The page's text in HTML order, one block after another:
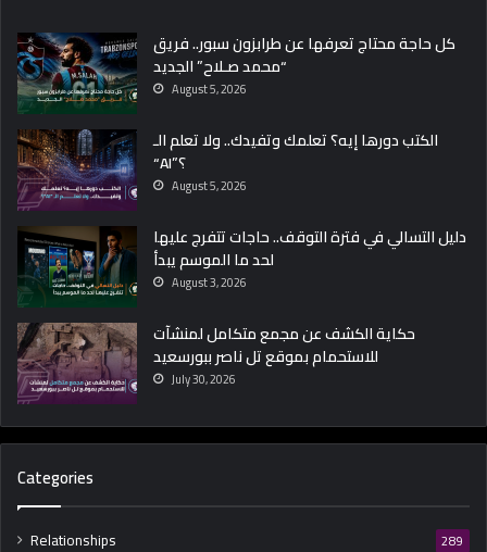
كل حاجة محتاج تعرفها عن طرابزون سبور.. فريق
“محمد صـلاح” الجديد
August 5, 2026
الكتب دورها إيه؟ تعلمك وتفيدك.. ولا تعلم الـ
“AI”؟
August 5, 2026
دليل التسالي في فترة التوقف.. حاجات تتفرج عليها
لحد ما الموسم يبدأ
August 3, 2026
حكاية الكشف عن مجمع متكامل لمنشآت
للاستحمام بموقع تل ناصر ببورسعيد
July 30, 2026
Categories
Relationships 289